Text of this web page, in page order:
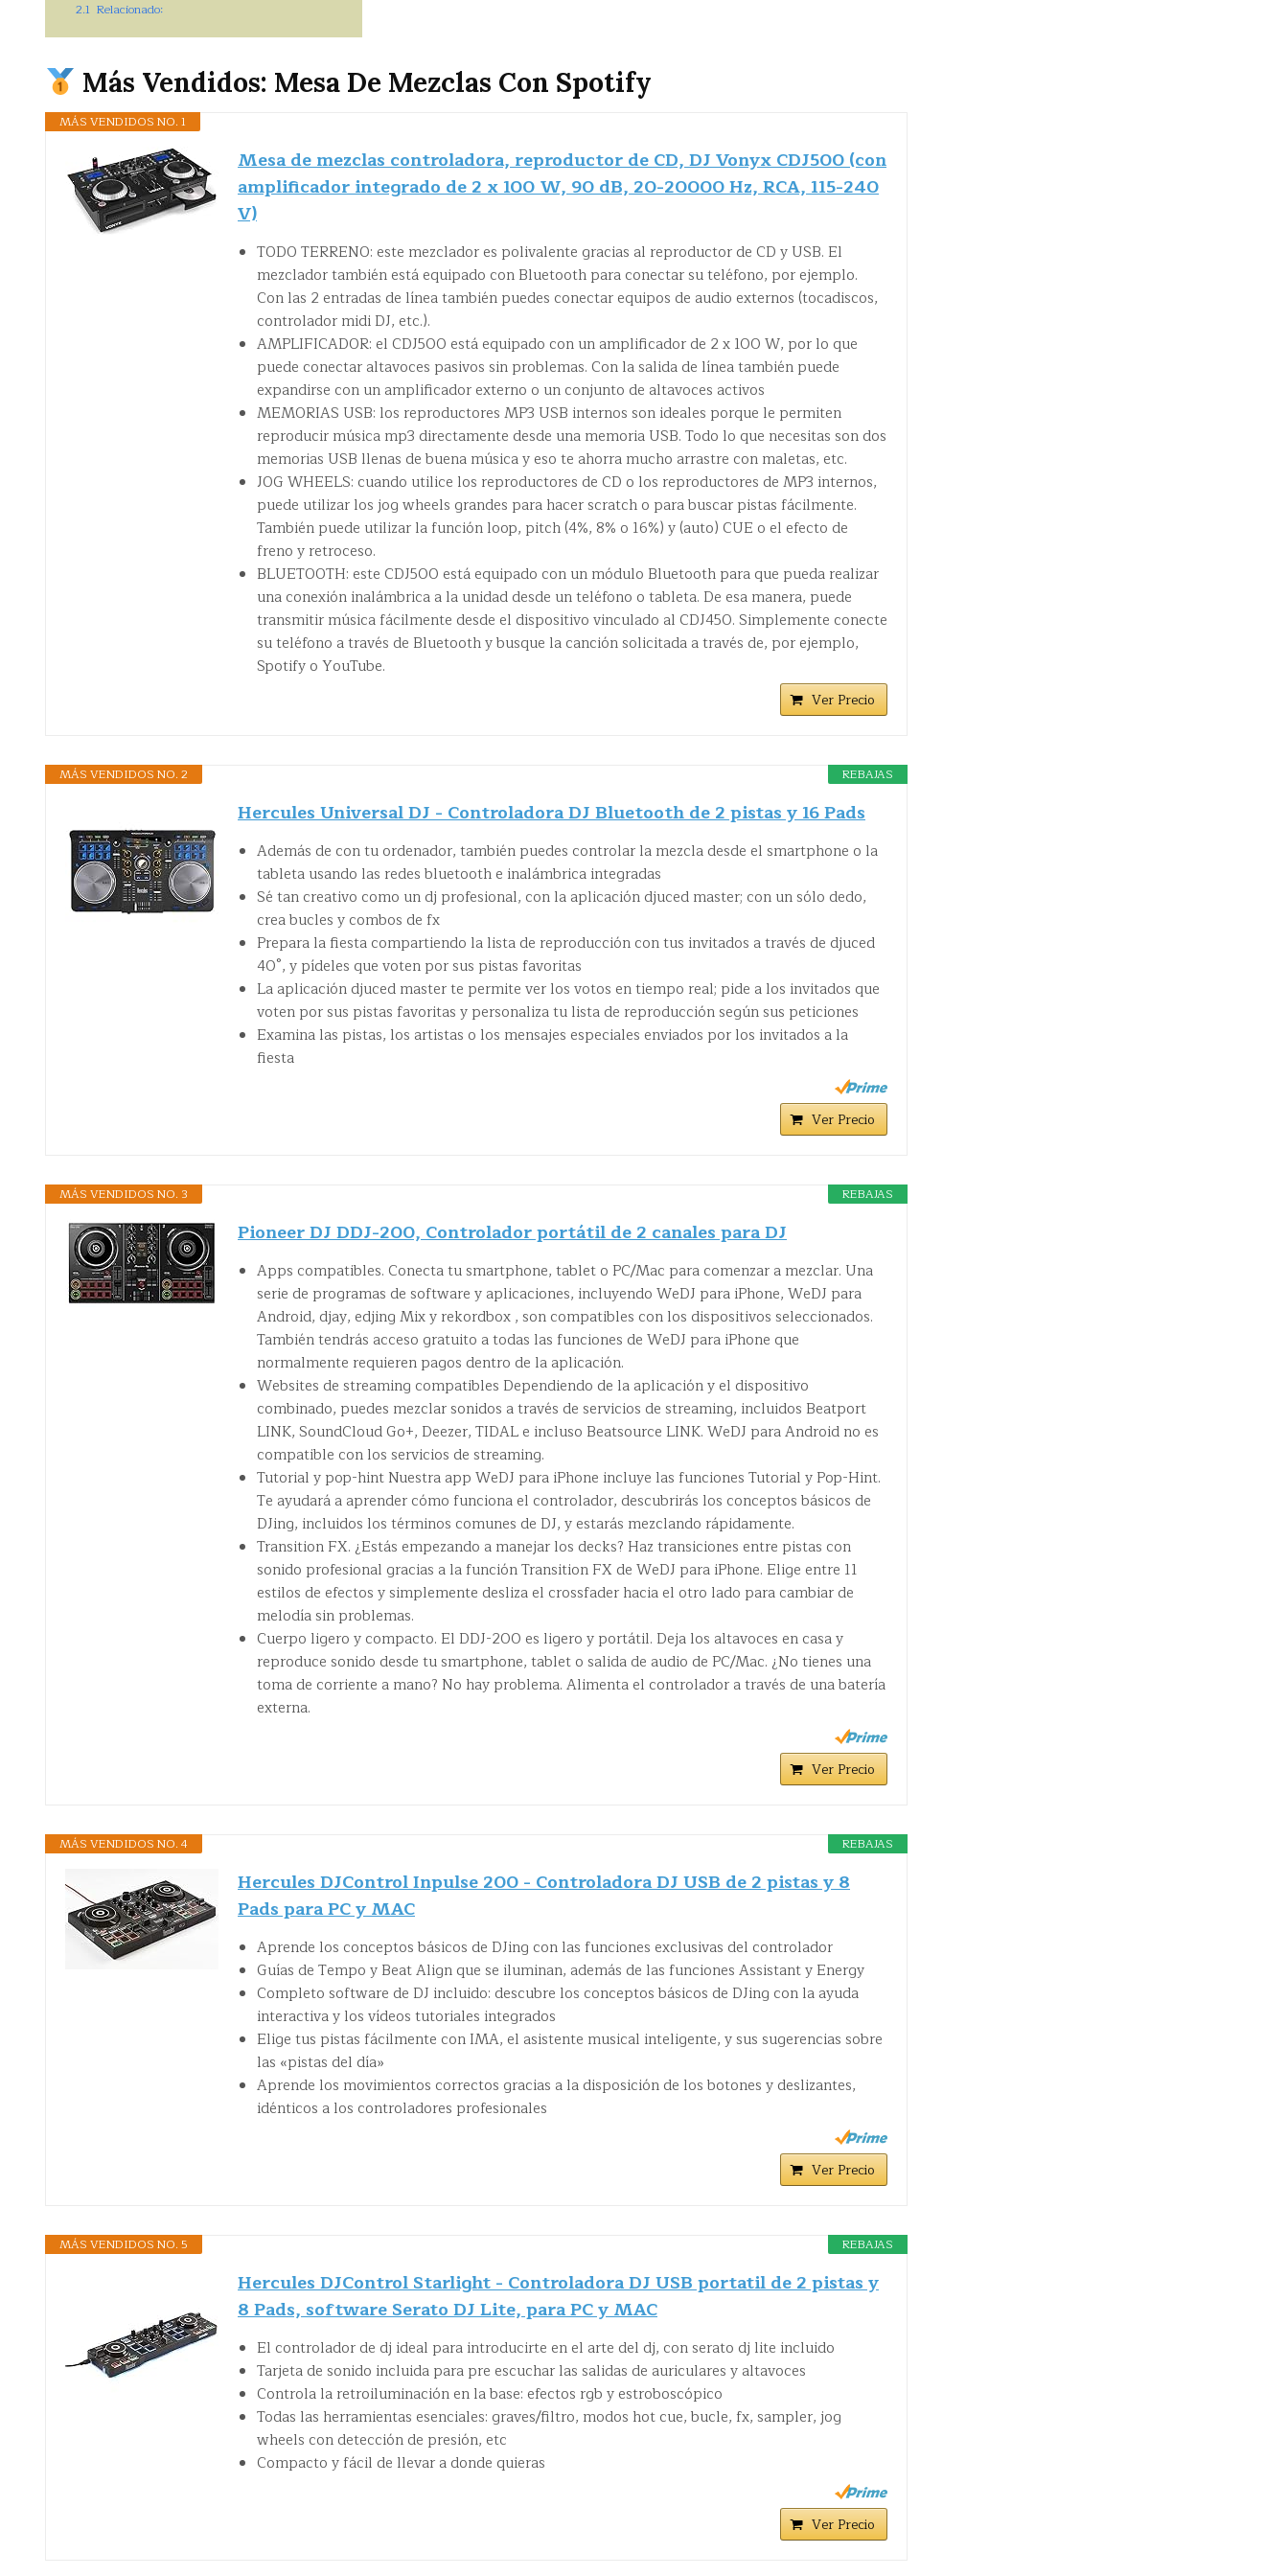
2.1 Relacionado:
Más Vendidos: Mesa De Mezclas Con Spotify
MÁS VENDIDOS NO. 1
Mesa de mezclas controladora, reproductor de CD, DJ Vonyx CDJ500 (con
amplificador integrado de 2 x 100 W, 90 dB, 20-20000 Hz, RCA, 115-240
V)
TODO TERRENO: este mezclador es polivalente gracias al reproductor de CD y USB. El
mezclador también está equipado con Bluetooth para conectar su teléfono, por ejemplo.
Con las 2 entradas de línea también puedes conectar equipos de audio externos (tocadiscos,
controlador midi DJ, etc.).
AMPLIFICADOR: el CDJ500 está equipado con un amplificador de 2 x 100 W, por lo que
puede conectar altavoces pasivos sin problemas. Con la salida de línea también puede
expandirse con un amplificador externo o un conjunto de altavoces activos
MEMORIAS USB: los reproductores MP3 USB internos son ideales porque le permiten
reproducir música mp3 directamente desde una memoria USB. Todo lo que necesitas son dos
memorias USB llenas de buena música y eso te ahorra mucho arrastre con maletas, etc.
JOG WHEELS: cuando utilice los reproductores de CD o los reproductores de MP3 internos,
puede utilizar los jog wheels grandes para hacer scratch o para buscar pistas fácilmente.
También puede utilizar la función loop, pitch (4%, 8% o 16%) y (auto) CUE o el efecto de
freno y retroceso.
BLUETOOTH: este CDJ500 está equipado con un módulo Bluetooth para que pueda realizar
una conexión inalámbrica a la unidad desde un teléfono o tableta. De esa manera, puede
transmitir música fácilmente desde el dispositivo vinculado al CDJ450. Simplemente conecte
su teléfono a través de Bluetooth y busque la canción solicitada a través de, por ejemplo,
Spotify o YouTube.
Ver Precio
REBAJAS
MÁS VENDIDOS NO. 2
Hercules Universal DJ - Controladora DJ Bluetooth de 2 pistas y 16 Pads
Además de con tu ordenador, también puedes controlar la mezcla desde el smartphone o la
tableta usando las redes bluetooth e inalámbrica integradas
Sé tan creativo como un dj profesional, con la aplicación djuced master; con un sólo dedo,
crea bucles y combos de fx
Prepara la fiesta compartiendo la lista de reproducción con tus invitados a través de djuced
40°, y pídeles que voten por sus pistas favoritas
La aplicación djuced master te permite ver los votos en tiempo real; pide a los invitados que
voten por sus pistas favoritas y personaliza tu lista de reproducción según sus peticiones
Examina las pistas, los artistas o los mensajes especiales enviados por los invitados a la
fiesta
Ver Precio
REBAJAS
MÁS VENDIDOS NO. 3
Pioneer DJ DDJ-200, Controlador portátil de 2 canales para DJ
Apps compatibles. Conecta tu smartphone, tablet o PC/Mac para comenzar a mezclar. Una
serie de programas de software y aplicaciones, incluyendo WeDJ para iPhone, WeDJ para
Android, djay, edjing Mix y rekordbox , son compatibles con los dispositivos seleccionados.
También tendrás acceso gratuito a todas las funciones de WeDJ para iPhone que
normalmente requieren pagos dentro de la aplicación.
Websites de streaming compatibles Dependiendo de la aplicación y el dispositivo
combinado, puedes mezclar sonidos a través de servicios de streaming, incluidos Beatport
LINK, SoundCloud Go+, Deezer, TIDAL e incluso Beatsource LINK. WeDJ para Android no es
compatible con los servicios de streaming.
Tutorial y pop-hint Nuestra app WeDJ para iPhone incluye las funciones Tutorial y Pop-Hint.
Te ayudará a aprender cómo funciona el controlador, descubrirás los conceptos básicos de
DJing, incluidos los términos comunes de DJ, y estarás mezclando rápidamente.
Transition FX. ¿Estás empezando a manejar los decks? Haz transiciones entre pistas con
sonido profesional gracias a la función Transition FX de WeDJ para iPhone. Elige entre 11
estilos de efectos y simplemente desliza el crossfader hacia el otro lado para cambiar de
melodía sin problemas.
Cuerpo ligero y compacto. El DDJ-200 es ligero y portátil. Deja los altavoces en casa y
reproduce sonido desde tu smartphone, tablet o salida de audio de PC/Mac. ¿No tienes una
toma de corriente a mano? No hay problema. Alimenta el controlador a través de una batería
externa.
Ver Precio
REBAJAS
MÁS VENDIDOS NO. 4
Hercules DJControl Inpulse 200 - Controladora DJ USB de 2 pistas y 8
Pads para PC y MAC
Aprende los conceptos básicos de DJing con las funciones exclusivas del controlador
Guías de Tempo y Beat Align que se iluminan, además de las funciones Assistant y Energy
Completo software de DJ incluido: descubre los conceptos básicos de DJing con la ayuda
interactiva y los vídeos tutoriales integrados
Elige tus pistas fácilmente con IMA, el asistente musical inteligente, y sus sugerencias sobre
las «pistas del día»
Aprende los movimientos correctos gracias a la disposición de los botones y deslizantes,
idénticos a los controladores profesionales
Ver Precio
REBAJAS
MÁS VENDIDOS NO. 5
Hercules DJControl Starlight - Controladora DJ USB portatil de 2 pistas y
8 Pads, software Serato DJ Lite, para PC y MAC
El controlador de dj ideal para introducirte en el arte del dj, con serato dj lite incluido
Tarjeta de sonido incluida para pre escuchar las salidas de auriculares y altavoces
Controla la retroiluminación en la base: efectos rgb y estroboscópico
Todas las herramientas esenciales: graves/filtro, modos hot cue, bucle, fx, sampler, jog
wheels con detección de presión, etc
Compacto y fácil de llevar a donde quieras
Ver Precio